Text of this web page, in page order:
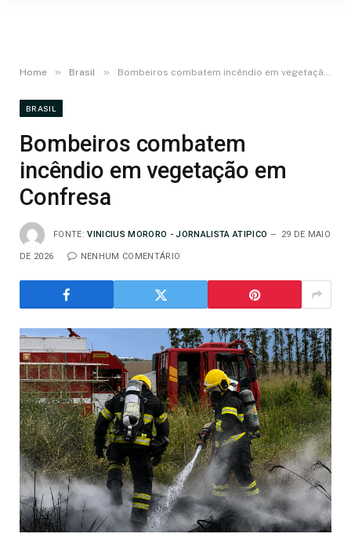
Home » Brasil » Bombeiros combatem incêndio em vegetação em Confresa
BRASIL
Bombeiros combatem
incêndio em vegetação em
Confresa
FONTE: VINICIUS MORORO - JORNALISTA ATIPICO 29 DE MAIO
DE 2026 NENHUM COMENTÁRIO